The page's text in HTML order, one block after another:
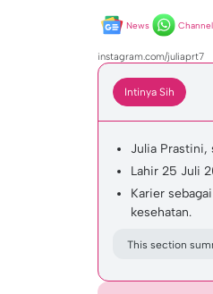
News Channel
instagram.com/juliaprt7
Intinya Sih
Julia Prastini,
Lahir 25 Juli
Karier
kesehatan.
This section